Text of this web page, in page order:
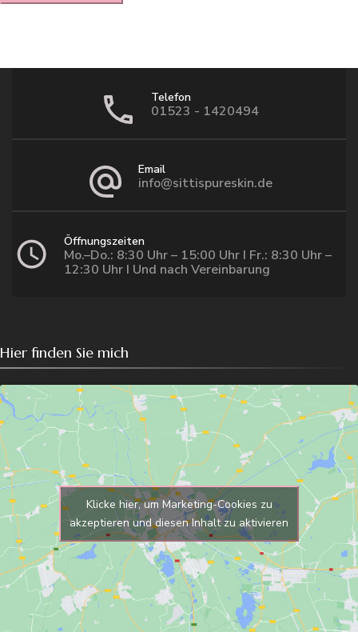
Telefon
01523 - 1420494
Email
info@sittispureskin.de
Öffnungszeiten
Mo.–Do.: 8:30 Uhr – 15:00 Uhr I Fr.: 8:30 Uhr –
12:30 Uhr I Und nach Vereinbarung
Hier finden Sie mich
Klicke hier, um Marketing-Cookies zu
akzeptieren und diesen Inhalt zu aktivieren